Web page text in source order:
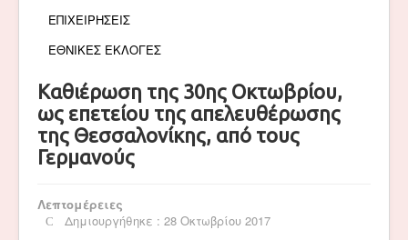
ΕΠΙΧΕΙΡΗΣΕΙΣ
ΕΘΝΙΚΕΣ ΕΚΛΟΓΕΣ
Καθιέρωση της 30ης Οκτωβρίου,
ως επετείου της απελευθέρωσης
της Θεσσαλονίκης, από τους
Γερμανούς
Λεπτομέρειες
Δημιουργήθηκε : 28 Οκτωβρίου 2017